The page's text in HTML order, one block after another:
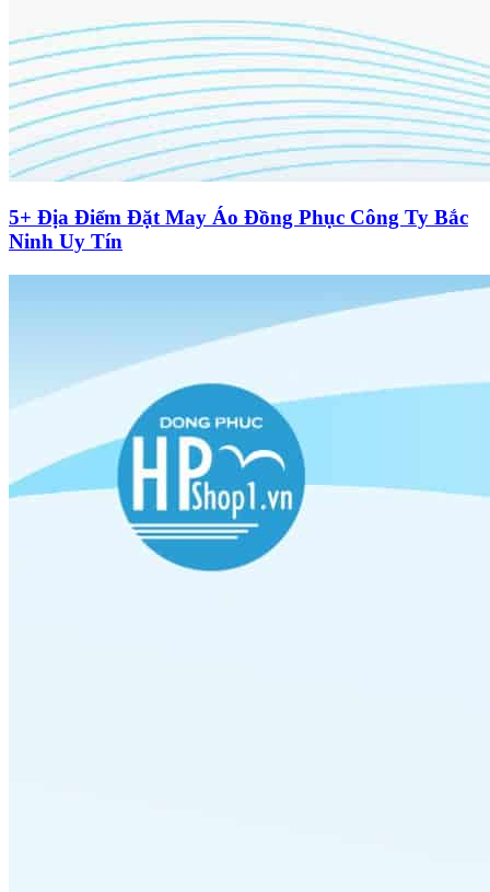
5+ Địa Điểm Đặt May Áo Đồng Phục Công Ty Bắc
Ninh Uy Tín